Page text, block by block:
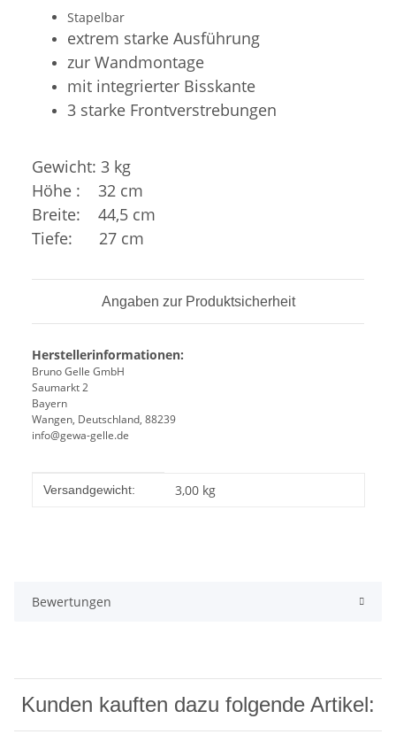
Stapelbar
extrem starke Ausführung
zur Wandmontage
mit integrierter Bisskante
3 starke Frontverstrebungen
Gewicht: 3 kg
Höhe : 32 cm
Breite: 44,5 cm
Tiefe: 27 cm
Angaben zur Produktsicherheit
Herstellerinformationen:
Bruno Gelle GmbH
Saumarkt 2
Bayern
Wangen, Deutschland, 88239
info@gewa-gelle.de
Produkteigenschaft
Wert
Versandgewicht: 3,00 kg
Bewertungen
Kunden kauften dazu folgende Artikel: